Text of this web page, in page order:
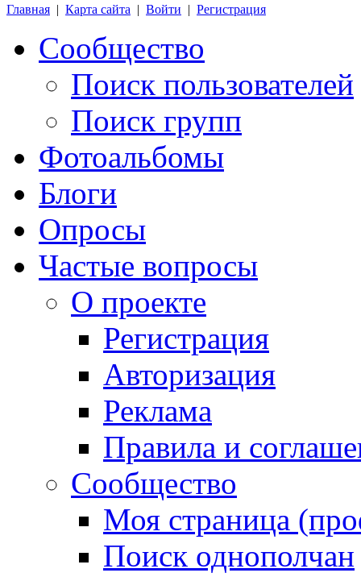
Главная | Карта сайта | Войти | Регистрация
Сообщество
Поиск пользователей
Поиск групп
Фотоальбомы
Блоги
Опросы
Частые вопросы
О проекте
Регистрация
Авторизация
Реклама
Правила и
Сообщество
Моя страница
Поиск однополчан